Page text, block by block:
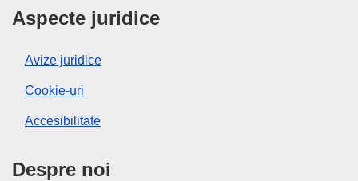
Aspecte juridice
Avize juridice
Cookie-uri
Accesibilitate
Despre noi